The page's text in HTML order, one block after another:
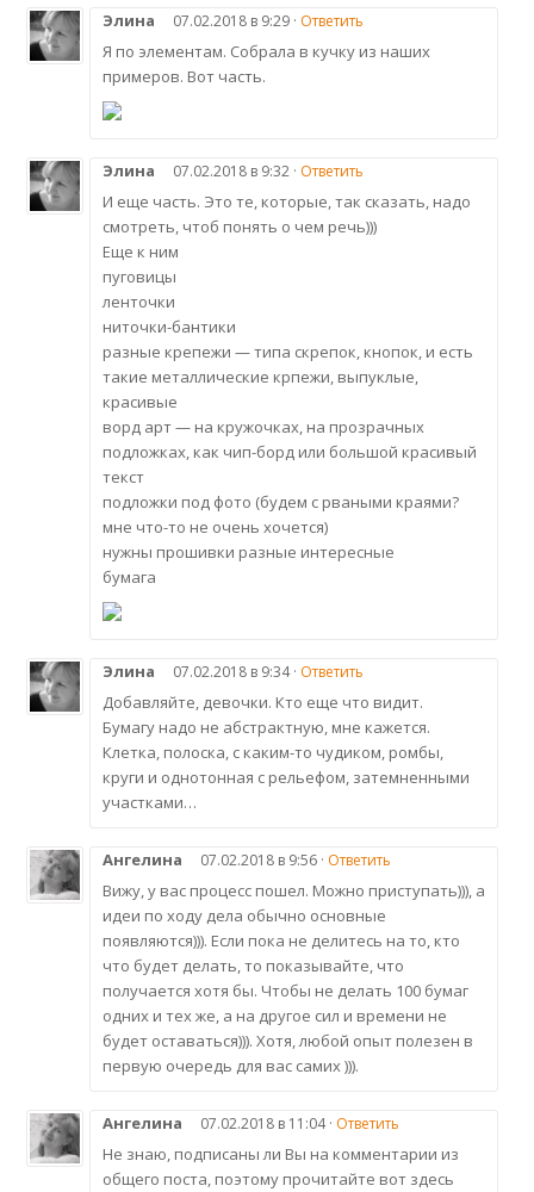
Элина 07.02.2018 в 9:29 · Ответить
Я по элементам. Собрала в кучку из наших
примеров. Вот часть.
Элина 07.02.2018 в 9:32 · Ответить
И еще часть. Это те, которые, так сказать, надо
смотреть, чтоб понять о чем речь)))
Еще к ним
пуговицы
ленточки
ниточки-бантики
разные крепежи — типа скрепок, кнопок, и есть
такие металлические крпежи, выпуклые,
красивые
ворд арт — на кружочках, на прозрачных
подложках, как чип-борд или большой красивый
текст
подложки под фото (будем с рваными краями?
мне что-то не очень хочется)
нужны прошивки разные интересные
бумага
Элина 07.02.2018 в 9:34 · Ответить
Добавляйте, девочки. Кто еще что видит.
Бумагу надо не абстрактную, мне кажется.
Клетка, полоска, с каким-то чудиком, ромбы,
круги и однотонная с рельефом, затемненными
участками…
Ангелина 07.02.2018 в 9:56 · Ответить
Вижу, у вас процесс пошел. Можно приступать))), а
идеи по ходу дела обычно основные
появляются))). Если пока не делитесь на то, кто
что будет делать, то показывайте, что
получается хотя бы. Чтобы не делать 100 бумаг
одних и тех же, а на другое сил и времени не
будет оставаться))). Хотя, любой опыт полезен в
первую очередь для вас самих ))).
Ангелина 07.02.2018 в 11:04 · Ответить
Не знаю, подписаны ли Вы на комментарии из
общего поста, поэтому прочитайте вот здесь